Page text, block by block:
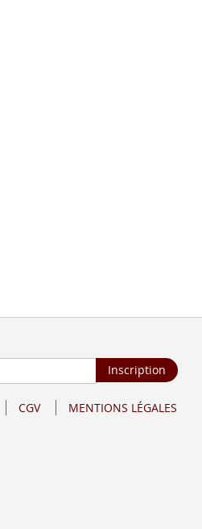
Inscription
CGV MENTIONS LÉGALES